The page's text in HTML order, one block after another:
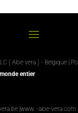
( Aloe vera ) - Belgique |
entier
| www. -aloe-vera.com